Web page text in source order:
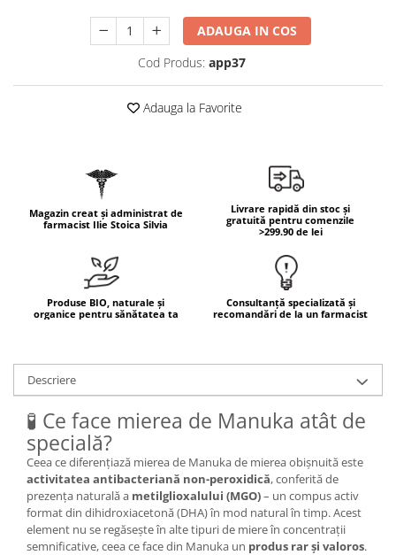
Unturi de corp
Scruburi
Uleiuri bronzare
After Sun
Igienă Personală
Deodorante
Mâini și Unghii
Tratamente unghii
Cosmetice coreene
Beauty of Joseon
PETITFEE
Mary & May
COSRX
BIODANCE
OOTD
L-Glutamina
Miere de Manuka
Multivitamine
Palmier pitic
Proteine din zer (Whey Protein)
Quercetin
Resveratrol
Scortisoara
Seleniu
Seminte de in
Silimarina
ADAUGA IN COS
Cod Produs: app37
Adauga la Favorite
Magazin creat și administrat de
farmacist Ilie Stoica Silvia
Livrare rapidă din stoc și
gratuită pentru comenzile
>299.90 de lei
Produse BIO, naturale și
organice pentru sănătatea ta
Consultanță specializată și
recomandări de la un farmacist
Descriere
🧪 Ce face mierea de Manuka atât de
specială?
Ceea ce diferențiază mierea de Manuka de mierea obișnuită este
activitatea antibacteriană non-peroxidică, conferită de
prezența naturală a metilglioxalului (MGO)– un compus activ
format din dihidroxiacetonă (DHA) în mod natural în timp. Acest
element nu se regăsește în alte tipuri de miere în concentrații
semnificative, ceea ce face din Manuka un produs rar și valoros.